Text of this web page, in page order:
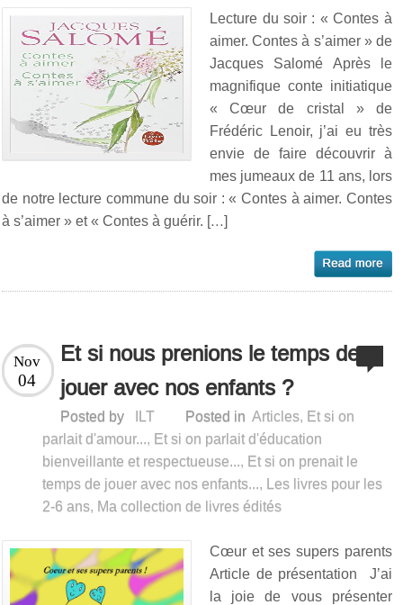
Lecture du soir : « Contes à
aimer. Contes à s’aimer » de
Jacques Salomé Après le
magnifique conte initiatique
« Cœur de cristal » de
Frédéric Lenoir, j’ai eu très
envie de faire découvrir à
mes jumeaux de 11 ans, lors
de notre lecture commune du soir : « Contes à aimer. Contes
à s’aimer » et « Contes à guérir. […]
Et si nous prenions le temps de
jouer avec nos enfants ?
Nov
04
Posted by ILT Posted in Articles, Et si on
parlait d'amour..., Et si on parlait d'éducation
bienveillante et respectueuse..., Et si on prenait le
temps de jouer avec nos enfants...,
Les livres pour les
2-6 ans, Ma collection de livres édités
Cœur et ses supers parents
Article de présentation J’ai
la joie de vous présenter